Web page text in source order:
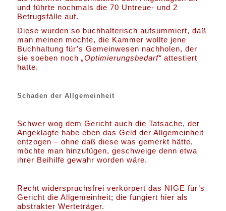
und führte nochmals die 70 Untreue- und 2
Betrugsfälle auf.
Diese wurden so buchhalterisch aufsummiert, daß
man meinen mochte, die Kammer wollte jene
Buchhaltung für’s Gemeinwesen nachholen, der
sie soeben noch„Optimierungsbedarf“ attestiert
hatte.
Schaden der Allgemeinheit
Schwer wog dem Gericht auch die Tatsache, der
Angeklagte habe eben das Geld der Allgemeinheit
entzogen – ohne daß diese was gemerkt hätte,
möchte man hinzufügen, geschweige denn etwa
ihrer Beihilfe gewahr worden wäre.
Recht widerspruchsfrei verkörpert das NIGE für’s
Gericht die Allgemeinheit; die fungiert hier als
abstrakter Werteträger.